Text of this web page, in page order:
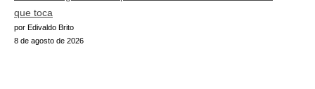
que toca
por Edivaldo Brito
8 de agosto de 2026